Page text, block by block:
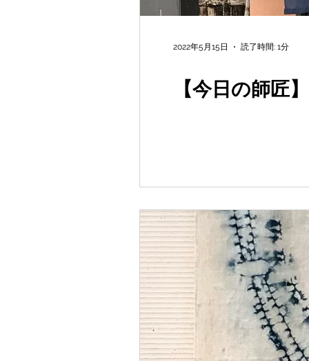
【今日の師匠
2022年5月15日 読了時間: 1分